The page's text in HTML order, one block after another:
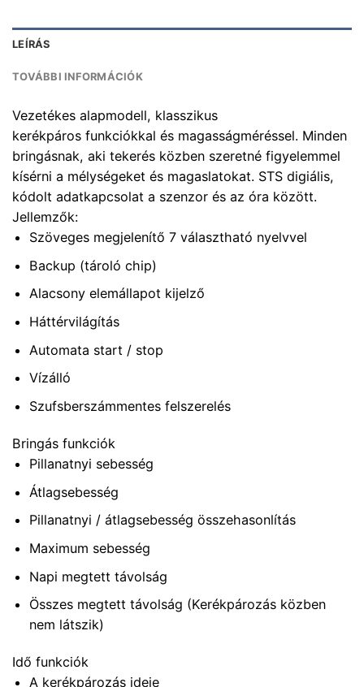
LEÍRÁS
TOVÁBBI INFORMÁCIÓK
Vezetékes alapmodell, klasszikus
kerékpáros funkciókkal és magasságméréssel. Minden
bringásnak, aki tekerés közben szeretné figyelemmel
kísérni a mélységeket és magaslatokat. STS digiális,
kódolt adatkapcsolat a szenzor és az óra között.
Jellemzők:
Szöveges megjelenítő 7 választható nyelvvel
Backup (tároló chip)
Alacsony elemállapot kijelző
Háttérvilágítás
Automata start / stop
Vízálló
Szufsberszámmentes felszerelés
Bringás funkciók
Pillanatnyi sebesség
Átlagsebesség
Pillanatnyi / átlagsebesség összehasonlítás
Maximum sebesség
Napi megtett távolság
Összes megtett távolság (Kerékpározás közben
nem látszik)
Idő funkciók
A kerékpározás ideje